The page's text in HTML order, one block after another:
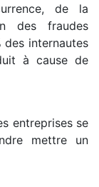
de la
des fraudes
des internautes
à cause de
entreprises se
mettre un